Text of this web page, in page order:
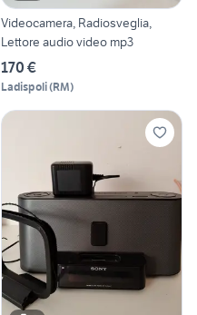
Videocamera, Radiosveglia,
Lettore audio video mp3
170 €
Ladispoli(RM)